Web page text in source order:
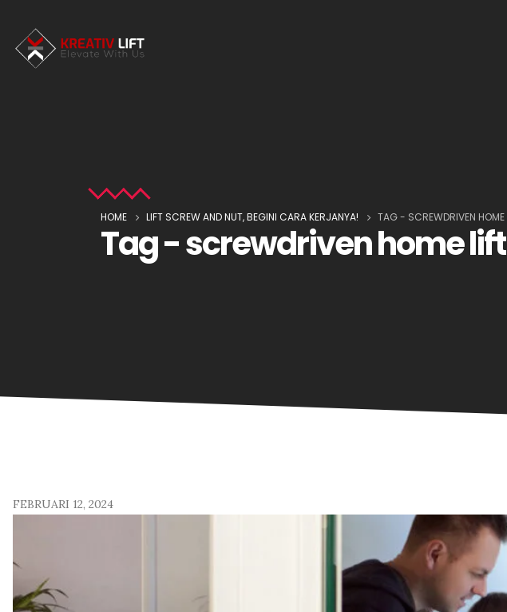
HOME LIFT SCREW AND NUT, BEGINI CARA KERJANYA! TAG - SCREWDRIVEN HOME
Tag - screwdriven home lift
FEBRUARI 12, 2024